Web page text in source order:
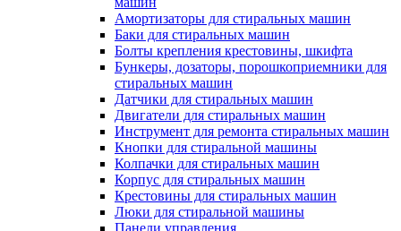
Амортизаторы для стиральных машин
Баки для стиральных машин
Болты крепления крестовины, шкифта
Бункеры, дозаторы, порошкоприемники для
стиральных машин
Датчики для стиральных машин
Двигатели для стиральных машин
Инструмент для ремонта стиральных машин
Кнопки для стиральной машины
Колпачки для стиральных машин
Корпус для стиральных машин
Крестовины для стиральных машин
Люки для стиральной машины
Панели управления